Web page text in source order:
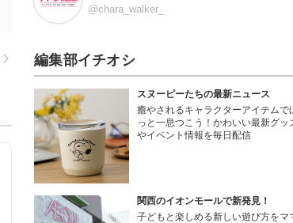
@chara_walker_
編集部イチオシ
スヌーピーたちの最新ニュース
癒やされるキャラクターアイテムで
っと一息つこう！かわいい最新グッ
やイベント情報を毎日配信
関西のイオンモールで新発見！
子どもと楽しめる新しい遊び方をマ